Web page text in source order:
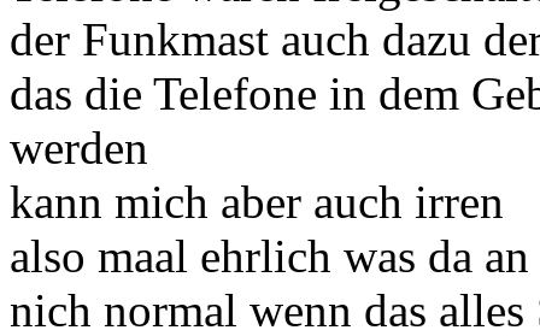
der Funkmast auch dazu
das die Telefone in dem
werden
kann mich aber auch irren
also maal ehrlich was da
nich normal wenn das